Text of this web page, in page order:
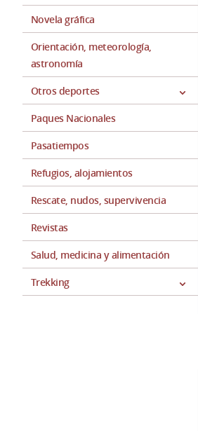
Novela gráfica
Orientación, meteorología,
astronomía
Otros deportes
Paques Nacionales
Pasatiempos
Refugios, alojamientos
Rescate, nudos, supervivencia
Revistas
Salud, medicina y alimentación
Trekking